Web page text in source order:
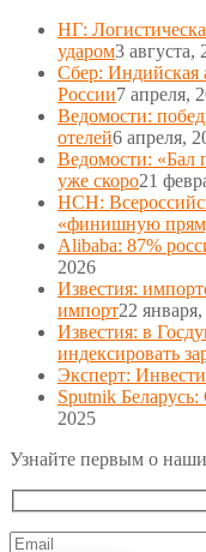
НГ:
ударом3 августа,
Сбер: Индийская
России7 апреля,
Ведомости:
отелей6 апреля,
Ведомости: «Бал
уже скоро21
НСН:
«финишную
Alibaba: 87%
2026
Известия:
импорт22
Известия: в
индексировать
Эксперт:
Sputnik
2025
Узнайте первым о